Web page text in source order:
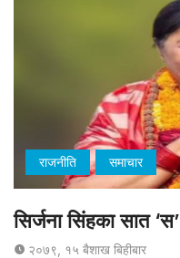
राजनीति समाचार
सिर्जना सिंहका सात ‘स’
२०७९, १५ बैशाख बिहीबार